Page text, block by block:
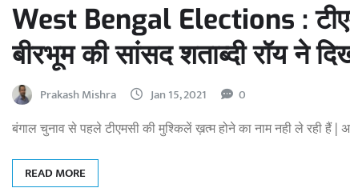
West Bengal Elections :
बीरभूम की सांसद शताब्‍दी रॉय ने
Prakash Mishra Jan 15, 2021 0
बंगाल चुनाव से पहले टीएमसी की मुश्किलें ख़त्म होने का नाम नही ले रही हैं |
READ MORE